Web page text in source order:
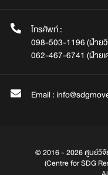
โทรศัพท์ :
098-503-1196 (ฝ่าย
062-467-6741 (ฝ่าย
Email :
© 2016 - 2026 ศูนย์วิ
(Centre for SDG